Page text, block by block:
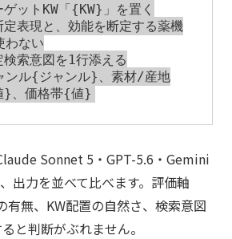
ットKW「{KW}」を置く
表現と、効能を断定する薬機
わない
索意図を1行添える
ンル{ジャンル}、素材/産地
Sonnet 5・GPT-5.6・Gemini
出力を並べて比べます。評価軸
有無、KW配置の自然さ、検索意図
と判断がぶれません。